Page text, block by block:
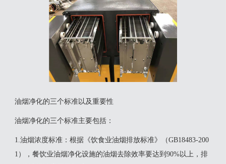
油烟净化的三个标准以及重要性
‌油烟净化的三个标准‌主要包括：‌
‌1.油烟浓度标准‌：根据《饮食业油烟排放标准》（GB18483-200
1），餐饮业油烟净化设施的油烟去除效率要达到90%以上，排